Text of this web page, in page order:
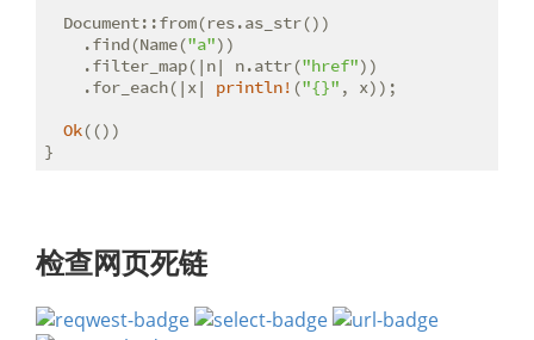
  Document::from(res.as_str())
    .find(Name(
"a"))
    .filter_map(|n| n.attr(
"href"))
    .for_each(|x|
println! ("{}" , x));
Ok(())
检查网页死链